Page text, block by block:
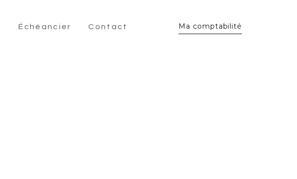
Échéancier Contact Ma comptabilité